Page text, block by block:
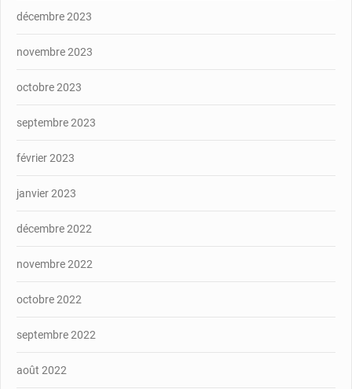
décembre 2023
novembre 2023
octobre 2023
septembre 2023
février 2023
janvier 2023
décembre 2022
novembre 2022
octobre 2022
septembre 2022
août 2022